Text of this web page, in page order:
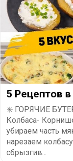
5 Рецептов
✳️ ГОРЯЧИЕ
Колбаса-
убираем часть
нарезаем
сбрызгив...